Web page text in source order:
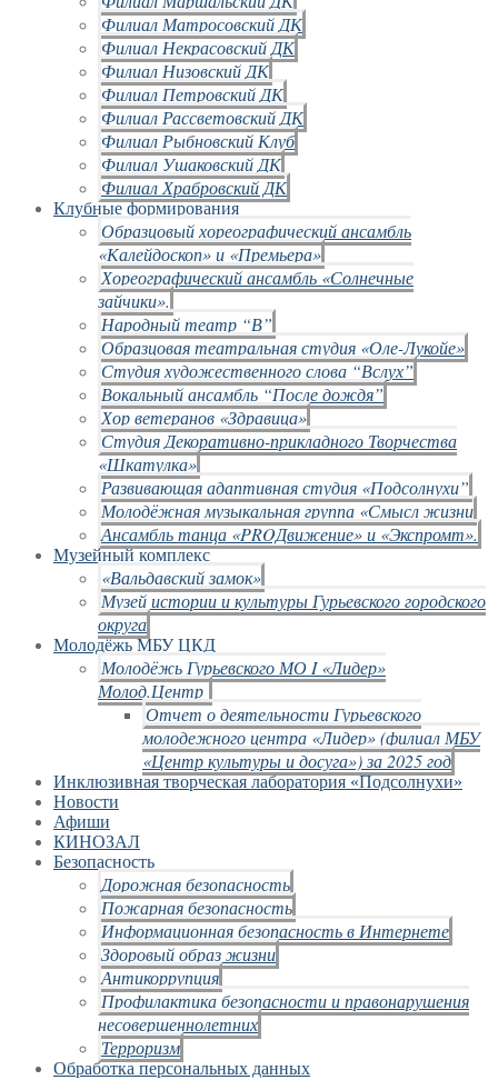
Филиал Матросовский ДК
Филиал Некрасовский ДК
Филиал Низовский ДК
Филиал Петровский ДК
Филиал Рассветовский ДК
Филиал Рыбновский Клуб
Филиал Ушаковский ДК
Филиал Храбровский ДК
Клубные формирования
Образцовый хореографический ансамбль
«Калейдоскоп» и «Премьера»
Хореографический ансамбль «Солнечные
зайчики».
Народный театр “В”
Образцовая театральная студия «Оле-Лукойе»
Студия художественного слова “Вслух”
Вокальный ансамбль “После дождя”
Хор ветеранов «Здравица»
Студия Декоративно-прикладного Творчества
«Шкатулка»
Развивающая адаптивная студия «Подсолнухи”
Молодёжная музыкальная группа «Смысл жизни
Ансамбль танца «PROДвижение» и «Экспромт».
Музейный комплекс
«Вальдавский замок»
Музей истории и культуры Гурьевского городского
округа
Молодёжь МБУ ЦКД
Молодёжь Гурьевского МО I «Лидер»
Молод.Центр
Отчет о деятельности Гурьевского
молодежного центра «Лидер» (филиал МБУ
«Центр культуры и досуга») за 2025 год
Инклюзивная творческая лаборатория «Подсолнухи»
Новости
Афиши
КИНОЗАЛ
Безопасность
Дорожная безопасность
Пожарная безопасность
Информационная безопасность в Интернете
Здоровый образ жизни
Антикоррупция
Профилактика безопасности и правонарушения
несовершеннолетних
Терроризм
Обработка персональных данных